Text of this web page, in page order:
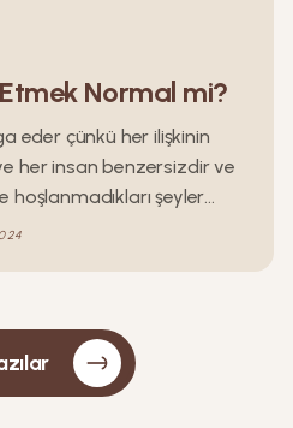
Normal mi?
eder çünkü her ilişkinin
ve her insan benzersizdir ve
hoşlanmadıkları şeyler
tamamen normaldir.